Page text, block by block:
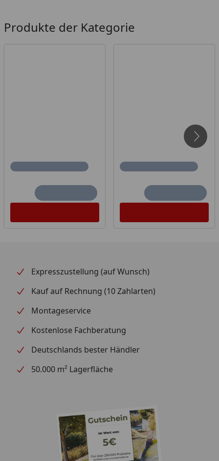
Produkte der Kategorie
Expresszustellung (auf Wunsch)
Kauf auf Rechnung (10 Zahlarten)
Montageservice
Kostenlose Fachberatung
Deutschlands bester Händler
50.000 m² Lagerfläche